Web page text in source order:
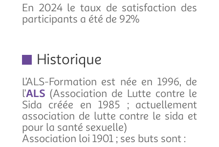
En 2024 le taux de satisfaction des
participants a été de 92%
Historique
L’ALS-Formation est née en 1996, de
l’ALS (Association de Lutte contre le
Sida créée en 1985 ; actuellement
association de lutte contre le sida et
pour la santé sexuelle)
Association loi 1901 ; ses buts sont :